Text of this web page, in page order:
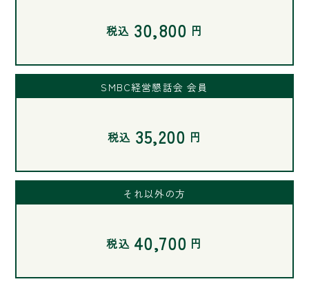
税込 30,800 円
SMBC経営懇話会 会員
税込 35,200 円
それ以外の方
税込 40,700 円